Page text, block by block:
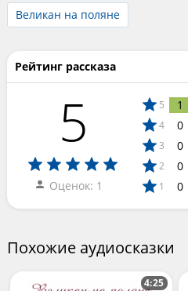
Великан на поляне
Рейтинг рассказа
5
Оценок: 1
5 1
4 0
3 0
2 0
1 0
Похожие аудиосказки
4:25